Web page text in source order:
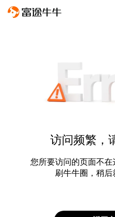
访问频繁，
您所要访问的页面不
刷牛牛圈，稍后